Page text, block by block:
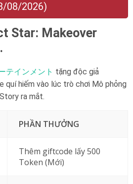
08/2026)
Star: Makeover
テインメント tặng độc giả
quí hiếm vào lúc trò chơi Mô phỏng
ra mắt.
PHẦN THƯỞNG
Thêm giftcode lấy 500
Token (Mới)